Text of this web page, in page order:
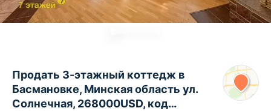
Продать 3-этажный коттедж в
Басмановке, Минская область ул.
Солнечная, 268000USD, код